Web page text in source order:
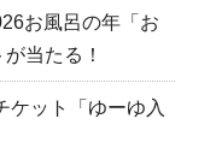
お風呂の年「お
当たる！
ケット「ゆーゆ入